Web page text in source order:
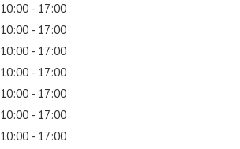
10:00 - 17:00
10:00 - 17:00
10:00 - 17:00
10:00 - 17:00
10:00 - 17:00
10:00 - 17:00
10:00 - 17:00